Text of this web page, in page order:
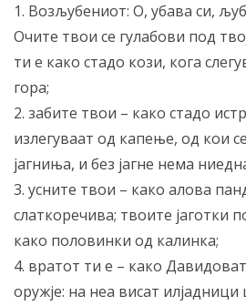
1. Возљубениот: О, убава си,
Очите твои се гулабови под
ти е како стадо кози, кога
гора;
2. забите твои – како стадо
излегуваат од капење, од кои
јагниња, и без јагне нема
3. усните твои – како алова
слаткоречива; твоите јаготки
како половинки од калинка;
4. вратот ти е – како
оружје: на неа висат